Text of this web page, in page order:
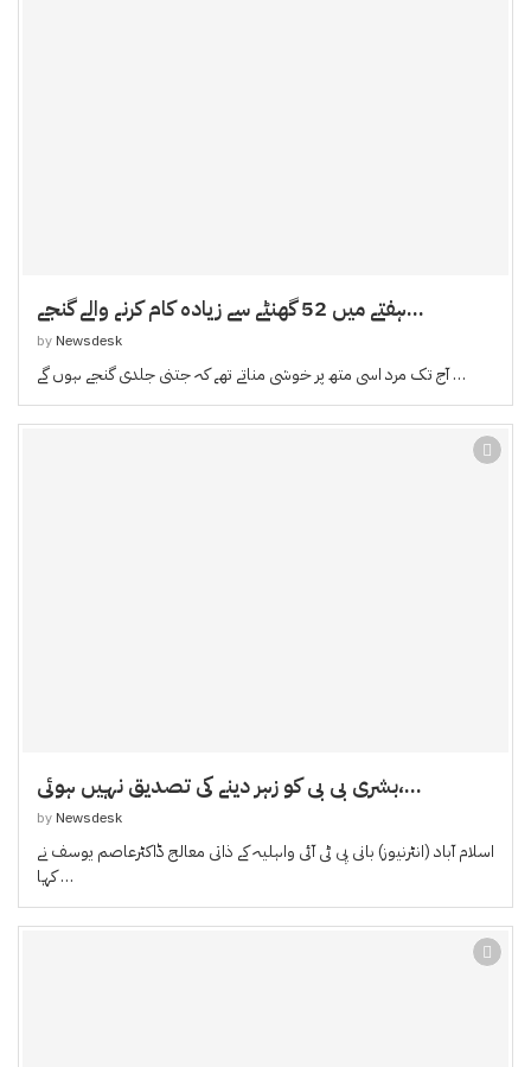
ہفتے میں 52 گھنٹے سے زیادہ کام کرنے والے گنجے...
by Newsdesk
آج تک مرد اسی متھ پر خوشی مناتے تھے کہ جتنی جلدی گنجے ہوں گے …
بشری بی بی کو زہر دینے کی تصدیق نہیں ہوئی،...
by Newsdesk
اسلام آباد (انٹرنیوز) بانی پی ٹی آئی واہلیہ کے ذاتی معالج ڈاکٹرعاصم یوسف نے
کہا …